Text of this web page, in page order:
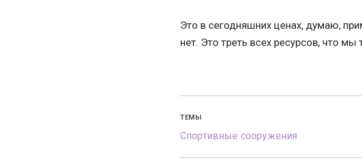
Это в сегодняшних ценах, думаю,
нет. Это треть всех ресурсов, что
ТЕМЫ
Спортивные сооружения